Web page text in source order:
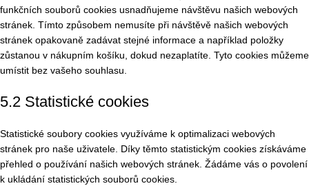
funkčních souborů cookies usnadňujeme návštěvu našich webových
stránek. Tímto způsobem nemusíte při návštěvě našich webových
stránek opakovaně zadávat stejné informace a například položky
zůstanou v nákupním košíku, dokud nezaplatíte. Tyto cookies můžeme
umístit bez vašeho souhlasu.
5.2 Statistické cookies
Statistické soubory cookies využíváme k optimalizaci webových
stránek pro naše uživatele. Díky těmto statistickým cookies získáváme
přehled o používání našich webových stránek. Žádáme vás o povolení
k ukládání statistických souborů cookies.